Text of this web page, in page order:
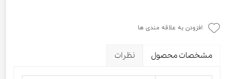
افزودن به علاقه مندی ها
مشخصات محصول نظرات